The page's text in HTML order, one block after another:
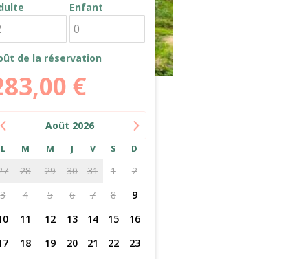
Enfant
de la réservation
€
Août 2026
L M M J V S D
28 29 30 31 1
2
3
4 5 6 7 8
9
11 12 13 14 15
16
18 19 20 21 22
23